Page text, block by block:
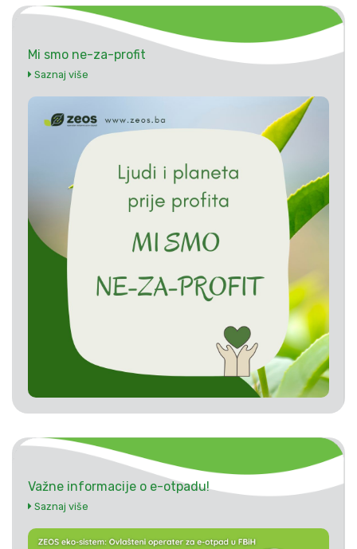
Mi smo ne-za-profit
Saznaj više
Važne informacije o e-otpadu!
Saznaj više